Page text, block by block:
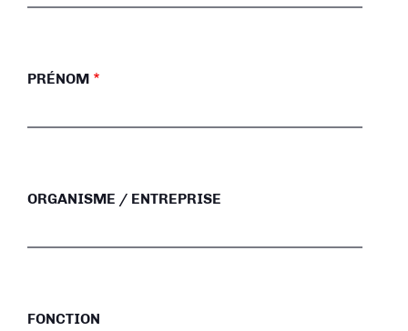
PRÉNOM
ORGANISME / ENTREPRISE
FONCTION